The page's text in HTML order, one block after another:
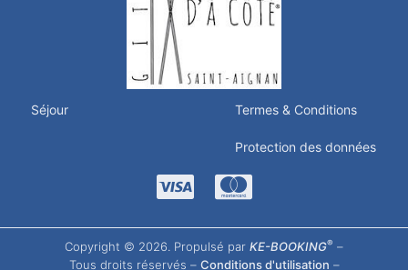
Séjour Termes & Conditions
Protection des données
Copyright © 2026. Propulsé par KE-BOOKING® –
Tous droits réservés – Conditions d'utilisation –